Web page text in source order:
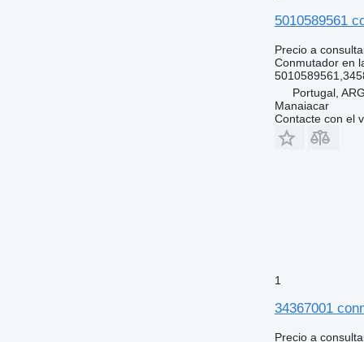
5010589561
Precio a
Conmutador en
Portugal,
Manaiacar
Contacte con el
1
34367001
Precio a